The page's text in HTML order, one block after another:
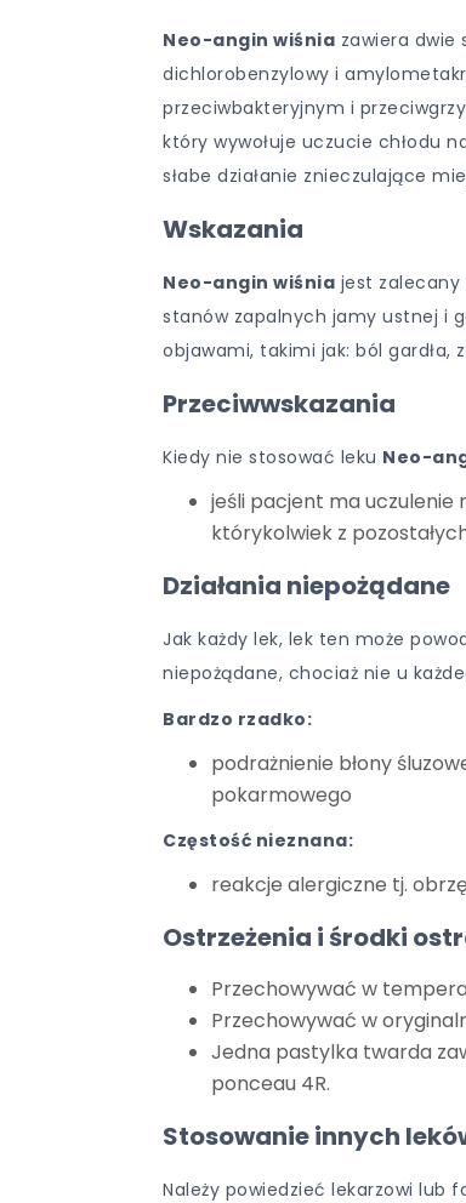
Neo-angin wiśnia zawiera
dichlorobenzylowy i
przeciwbakteryjnym i
który wywołuje uczucie chłodu
słabe działanie znieczulające
Wskazania
Neo-angin wiśnia jest zalecany
stanów zapalnych jamy ustnej i
objawami, takimi jak: ból gardła,
Przeciwwskazania
Kiedy nie stosować leku Neo-
jeśli pacjent ma uczulenie
którykolwiek z
Działania niepożądane
Jak każdy lek, lek ten może
niepożądane, chociaż nie u
Bardzo rzadko:
podrażnienie błony
pokarmowego
Częstość nieznana:
reakcje alergiczne tj.
Ostrzeżenia i środki
Przechowywać w
Przechowywać w
Jedna pastylka twarda
ponceau 4R.
Stosowanie innych
Należy powiedzieć lekarzowi lub